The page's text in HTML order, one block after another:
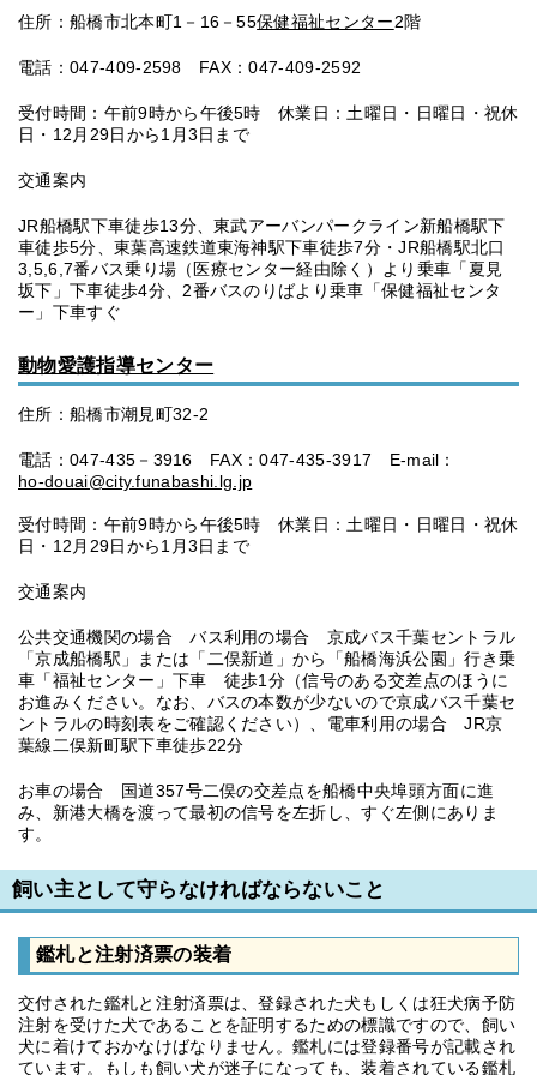
住所：船橋市北本町1－16－55保健福祉センター2階
電話：047-409-2598 FAX：047-409-2592
受付時間：午前9時から午後5時 休業日：土曜日・日曜日・祝休
日・12月29日から1月3日まで
交通案内
JR船橋駅下車徒歩13分、東武アーバンパークライン新船橋駅下
車徒歩5分、東葉高速鉄道東海神駅下車徒歩7分・JR船橋駅北口
3,5,6,7番バス乗り場（医療センター経由除く）より乗車「夏見
坂下」下車徒歩4分、2番バスのりばより乗車「保健福祉センタ
ー」下車すぐ
動物愛護指導センター
住所：船橋市潮見町32-2
電話：047-435－3916 FAX：047-435-3917 E-mail：
ho-douai@city.funabashi.lg.jp
受付時間：午前9時から午後5時 休業日：土曜日・日曜日・祝休
日・12月29日から1月3日まで
交通案内
公共交通機関の場合 バス利用の場合 京成バス千葉セントラル
「京成船橋駅」または「二俣新道」から「船橋海浜公園」行き乗
車「福祉センター」下車 徒歩1分（信号のある交差点のほうに
お進みください。なお、バスの本数が少ないので京成バス千葉セ
ントラルの時刻表をご確認ください）、電車利用の場合 JR京
葉線二俣新町駅下車徒歩22分
お車の場合 国道357号二俣の交差点を船橋中央埠頭方面に進
み、新港大橋を渡って最初の信号を左折し、すぐ左側にありま
す。
飼い主として守らなければならないこと
鑑札と注射済票の装着
交付された鑑札と注射済票は、登録された犬もしくは狂犬病予防
注射を受けた犬であることを証明するための標識ですので、飼い
犬に着けておかなけばなりません。鑑札には登録番号が記載され
ています。もしも飼い犬が迷子になっても、装着されている鑑札